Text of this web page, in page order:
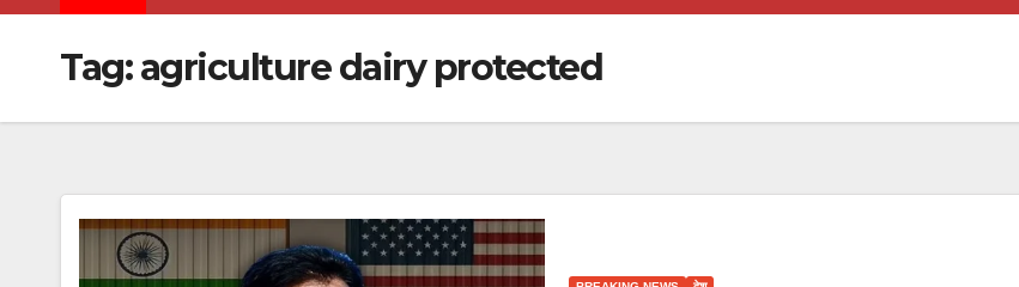
Tag:agriculture dairy protected